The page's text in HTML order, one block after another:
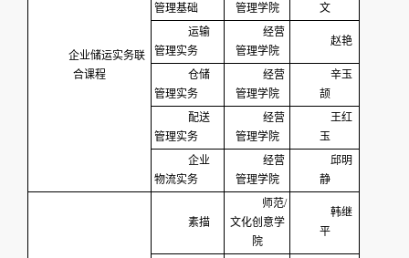
企业储运实务联
合课程
管理基础
管理学院
文
运输
管理实务
经营
管理学院
赵艳
仓储
管理实务
经营
管理学院
辛玉
颉
配送
管理实务
经营
管理学院
王红
玉
企业
物流实务
经营
管理学院
邱明
静
素描
师范/
文化创意学
院
韩继
平